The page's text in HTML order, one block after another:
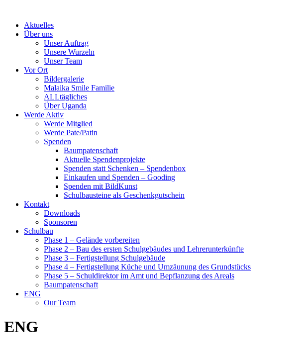
contentAktuelles
Über uns
Unser Auftrag
Unsere Wurzeln
Unser Team
Vor Ort
Bildergalerie
Malaika Smile Familie
ALLtägliches
Über Uganda
Werde Aktiv
Werde Mitglied
Werde Pate/Patin
Spenden
Baumpatenschaft
Aktuelle Spendenprojekte
Spenden statt Schenken – Spendenbox
Einkaufen und Spenden – Gooding
Spenden mit BildKunst
Schulbausteine als Geschenkgutschein
Kontakt
Downloads
Sponsoren
Schulbau
Phase 1 – Gelände vorbereiten
Phase 2 – Bau des ersten Schulgebäudes und Lehrerunterkünfte
Phase 3 – Fertigstellung Schulgebäude
Phase 4 – Fertigstellung Küche und Umzäunung des Grundstücks
Phase 5 – Schuldirektor im Amt und Bepflanzung des Areals
Baumpatenschaft
ENG
Our Team
ENG